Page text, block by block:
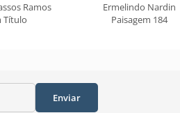
Ramos
Título
Ermelindo Nardin
Paisagem 184
Enviar